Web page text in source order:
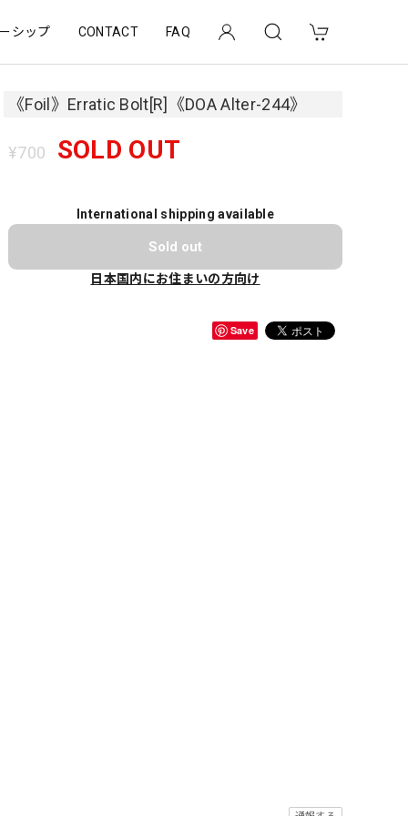
シップ CONTACT FAQ
《Foil》Erratic Bolt[R]《DOA Alter-244》
¥700 SOLD OUT
International shipping available
Sold out
日本国内にお住まいの方向け
Save